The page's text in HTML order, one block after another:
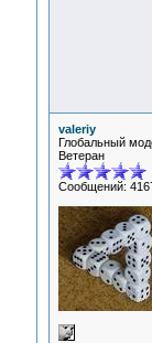
valeriy
Глобальный
Ветеран
Сообщений: